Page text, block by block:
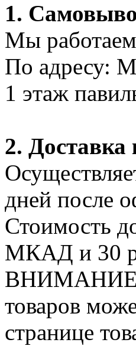
1.
Мы
По адресу:
1 этаж
2. Доставка
дней после
Стоимость
МКАД и 30
ВНИМАНИЕ!
товаров
странице